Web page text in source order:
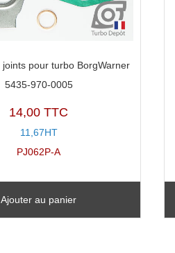
joints pour turbo BorgWarner
5435-970-0005
14,00 TTC
11,67HT
PJ062P-A
Ajouter au panier